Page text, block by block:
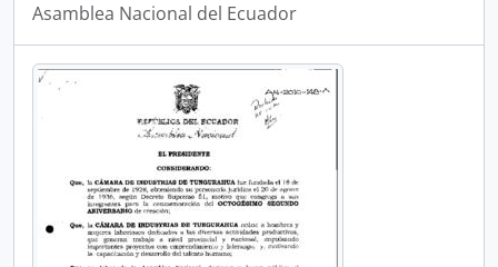
Asamblea Nacional del Ecuador